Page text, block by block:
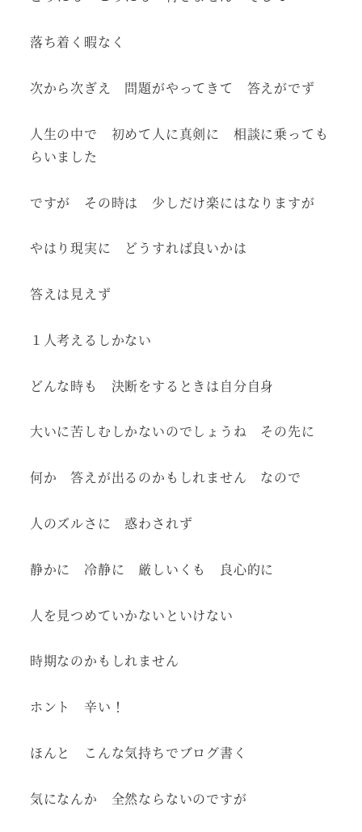
落ち着く暇なく
次から次ぎえ 問題がやってきて 答えがでず
人生の中で 初めて人に真剣に 相談に乗っても
らいました
ですが その時は 少しだけ楽にはなりますが
やはり現実に どうすれば良いかは
答えは見えず
１人考えるしかない
どんな時も 決断をするときは自分自身
大いに苦しむしかないのでしょうね その先に
何か 答えが出るのかもしれません なので
人のズルさに 惑わされず
静かに 冷静に 厳しいくも 良心的に
人を見つめていかないといけない
時期なのかもしれません
ホント 辛い！
ほんと こんな気持ちでブログ書く
気になんか 全然ならないのですが